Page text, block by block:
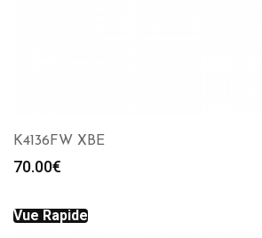
K4136FW XBE
70.00€
Vue Rapide